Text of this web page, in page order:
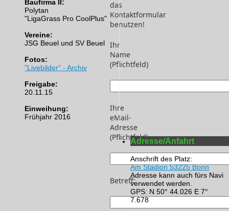
das
Kontaktformular
benutzen!
Ihr
Name
(Pflichtfeld)
Ihre
eMail-
Adresse
(Pflichtfeld)
Betreff:
Baufirma II:
Polytan
"LigaGrass Pro CoolPlus"
Vereine:
JSG Beuel und SV Beuel
Fotos:
"Livebilder" - Archiv
Freigabe:
20.11.15
Einweihung:
Frühjahr 2016
Adresse/Anfahrt
Anschrift des Platz:
Am Stadion 53225 Bonn
Adresse kann auch fürs Navi
verwendet werden.
GPS: N 50° 44.026 E 7°
7.678